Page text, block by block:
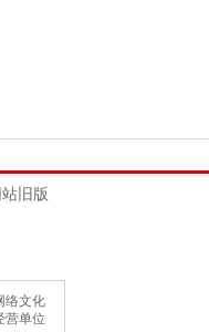
旧版
络文化
营单位